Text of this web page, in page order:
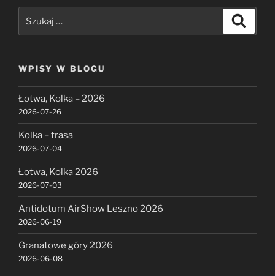
WPISY W BLOGU
Łotwa, Kolka – 2026
2026-07-26
Kolka – trasa
2026-07-04
Łotwa, Kolka 2026
2026-07-03
Antidotum AirShow Leszno 2026
2026-06-19
Granatowe góry 2026
2026-06-08